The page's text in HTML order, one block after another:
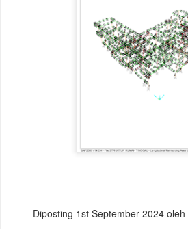
Diposting 1st September 2024oleh